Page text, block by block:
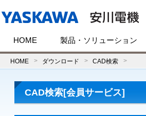
HOME 製品・ソリューション
HOME ダウンロード CAD検索
CAD検索[会員サービス]